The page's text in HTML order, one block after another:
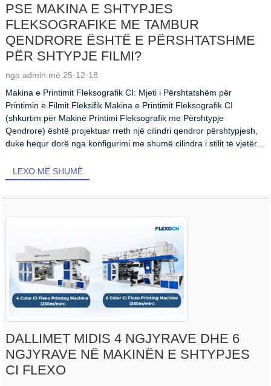
PSE MAKINA E SHTYPJES
FLEKSOGRAFIKE ME TAMBUR
QENDRORE ËSHTË E PËRSHTATSHME
PËR SHTYPJE FILMI?
nga admin më 25-12-18
Makina e Printimit Fleksografik CI: Mjeti i Përshtatshëm për
Printimin e Filmit Fleksifik Makina e Printimit Fleksografik CI
(shkurtim për Makinë Printimi Fleksografik me Përshtypje
Qendrore) është projektuar rreth një cilindri qendror përshtypjesh,
duke hequr dorë nga konfigurimi me shumë cilindra i stilit të vjetër...
LEXO MË SHUMË
DALLIMET MIDIS 4 NGJYRAVE DHE 6
NGJYRAVE NË MAKINËN E SHTYPJES
CI FLEXO